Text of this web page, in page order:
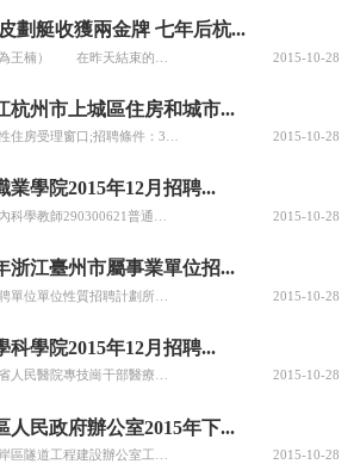
劃艇收獲兩金牌 七年后杭...
2015-10-28
杭州市上城區住房和城市...
2015-10-28
業學院2015年12月招聘...
2015-10-28
浙江臺州市屬事業單位招...
序號招聘單位主管部門招聘單位單位性質招聘計劃所需資格條件筆試科目及分數比例技能測試項目及分數比例筆試開考比例面試形式及分數比例聯系電話備注職位名稱崗位類別人數學歷/學位學歷專業其他資格條件1臺州市水利局臺州市長潭水庫灌區建設管理處公益一類/全額撥款運行管理崗專技1本科(學士）及以上農業水利工程或水利... 2015-10-28
科學院2015年12月招聘...
四川省醫學科學院﹒四川省人民醫院專技崗干部醫療科醫師A290100011普通高等教育全日制普通班畢業生1985年1月1日及以后出生僅限碩士研究生學歷學位內科學專業（限消化病方向） 3:1衛生公共基礎（含中醫）/ 四川省醫學科學院﹒四川省人民醫院專技崗干部醫療科醫師B290100021僅限2016屆普... 2015-10-28
人民政府辦公室2015年下...
2015-10-28